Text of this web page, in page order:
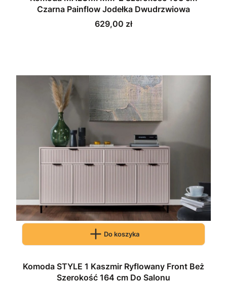
Czarna Painflow Jodełka Dwudrzwiowa
Cena
629,00 zł
Do koszyka
Komoda STYLE 1 Kaszmir Ryflowany Front Beż
Szerokość 164 cm Do Salonu